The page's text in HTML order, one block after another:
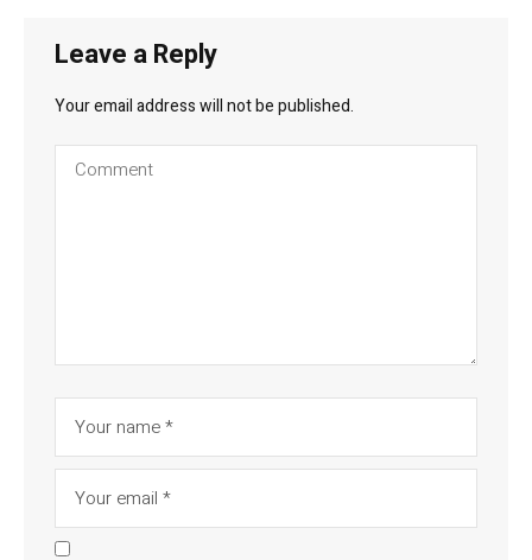
Leave a Reply
Your email address will not be published.